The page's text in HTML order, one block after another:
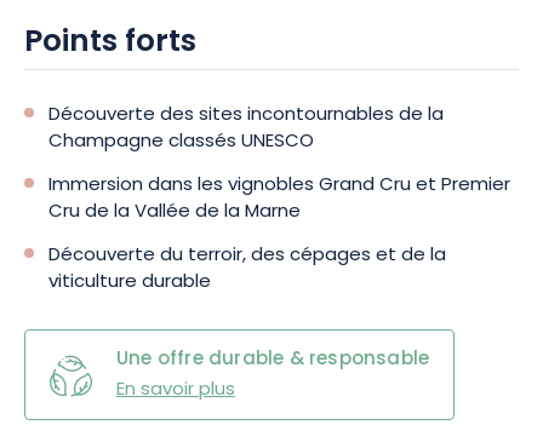
Points forts
Découverte des sites incontournables de la
Champagne classés UNESCO
Immersion dans les vignobles Grand Cru et Premier
Cru de la Vallée de la Marne
Découverte du terroir, des cépages et de la
viticulture durable
Une offre durable & responsable
En savoir plus